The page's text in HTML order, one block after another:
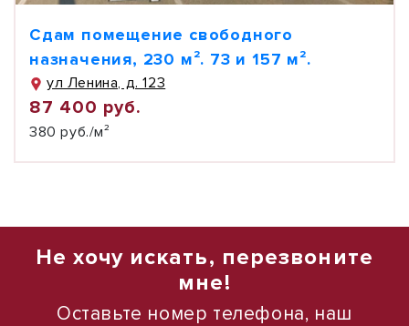
Сдам помещение свободного
назначения, 230 м². 73 и 157 м².
ул Ленина, д. 123
87 400 руб.
380 руб./м²
Не хочу искать, перезвоните
мне!
Оставьте номер телефона, наш